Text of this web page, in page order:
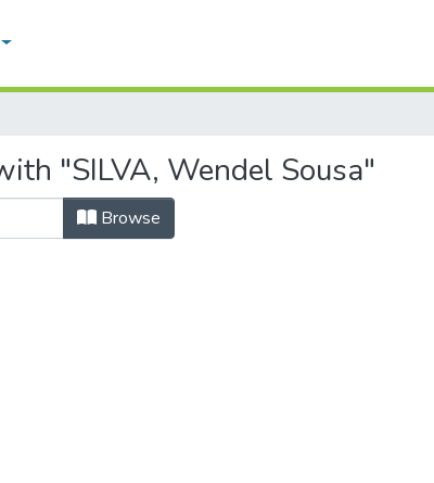
"SILVA, Wendel Sousa"
Browse